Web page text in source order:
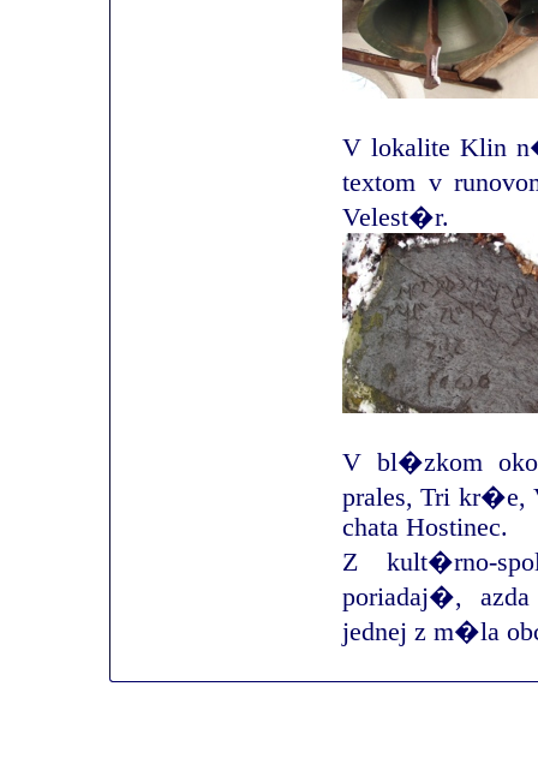
V lokalite Klin
textom v
Velest�r.
V bl�zkom
prales, Tri kr�e,
chata Hostinec.
Z kult�rno-
poriadaj�,
jednej z m�la